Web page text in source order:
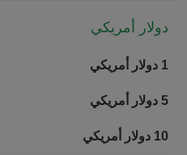
دولار أمريكي
1 دولار أمريكي
5 دولار أمريكي
10 دولار أمريكي